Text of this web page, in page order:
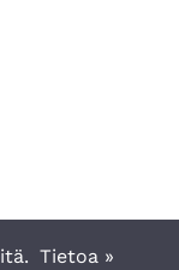
Tietoa »